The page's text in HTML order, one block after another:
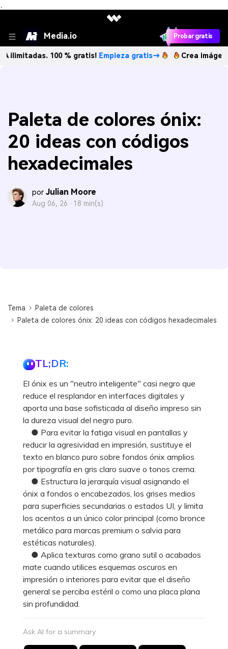
、
Media.io Probar gratis
100 % gratis!Empieza gratis→ Crea imágenes IA
Paleta de colores ónix:
20 ideas con códigos
hexadecimales
por Julian Moore
Aug 06, 26 · 18 min(s)
Tema
Paleta de colores
Paleta de colores ónix: 20 ideas con códigos hexadecimales
TL;DR:
El ónix es un "neutro inteligente" casi negro que
reduce el resplandor en interfaces digitales y
aporta una base sofisticada al diseño impreso sin
la dureza visual del negro puro.
● Para evitar la fatiga visual en pantallas y
reducir la agresividad en impresión, sustituye el
texto en blanco puro sobre fondos ónix amplios
por tipografía en gris claro suave o tonos crema.
● Estructura la jerarquía visual asignando el
ónix a fondos o encabezados, los grises medios
para superficies secundarias o estados UI, y limita
los acentos a un único color principal (como bronce
metálico para marcas premium o salvia para
estéticas naturales).
● Aplica texturas como grano sutil o acabados
mate cuando utilices esquemas oscuros en
impresión o interiores para evitar que el diseño
general se perciba estéril o como una placa plana
sin profundidad.
Ask AI for a summary